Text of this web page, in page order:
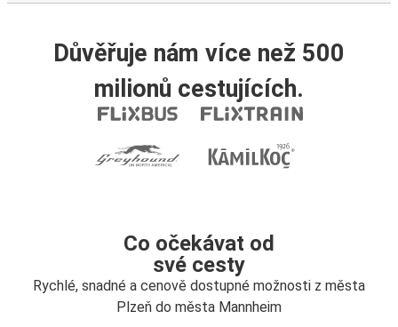
Důvěřuje nám více než 500
milionů cestujících.
Co očekávat od
své cesty
Rychlé, snadné a cenově dostupné možnosti z města
Plzeň do města Mannheim